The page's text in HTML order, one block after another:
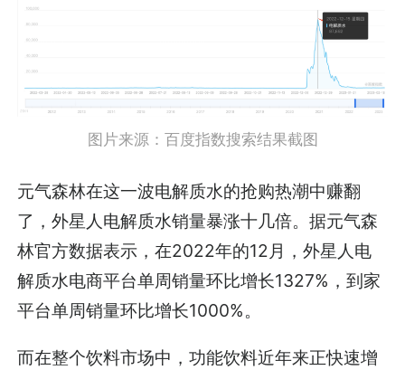
图片来源：百度指数搜索结果截图
元气森林在这一波电解质水的抢购热潮中赚翻
了，外星人电解质水销量暴涨十几倍。据元气森
林官方数据表示，在2022年的12月，外星人电
解质水电商平台单周销量环比增长1327%，到家
平台单周销量环比增长1000%。
而在整个饮料市场中，功能饮料近年来正快速增